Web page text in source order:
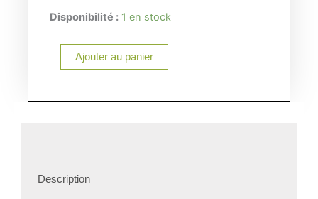
Disponibilité : 1 en stock
quantité
Planche
découper
Ajouter au panier
Description